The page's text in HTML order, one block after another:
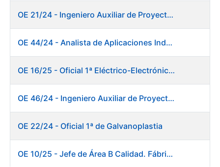
OE 21/24 - Ingeniero Auxiliar de Proyectos
OE 44/24 - Analista de Aplicaciones Industriales
OE 16/25 - Oficial 1ª Eléctrico-Electrónico Fábrica Papel
OE 46/24 - Ingeniero Auxiliar de Proyectos. Ceres
OE 22/24 - Oficial 1ª de Galvanoplastia
OE 10/25 - Jefe de Área B Calidad. Fábrica Papel